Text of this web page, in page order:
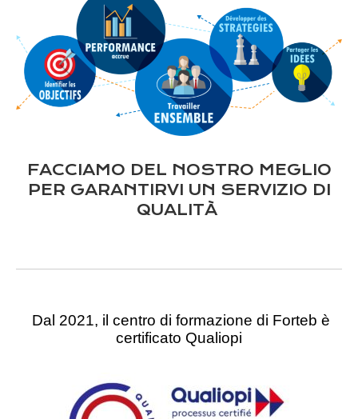
FACCIAMO DEL NOSTRO MEGLIO
PER GARANTIRVI UN SERVIZIO DI
QUALITÀ
Dal 2021, il centro di formazione di Forteb è
certificato Qualiopi